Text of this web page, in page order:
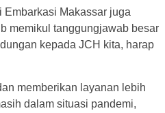
Makassar juga
memikul tanggungjawab besar
kepada JCH kita, harap
memberikan layanan lebih
dalam situasi pandemi,